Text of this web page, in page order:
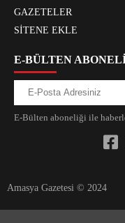
GAZETELER
SİTENE EKLE
E-BÜLTEN
E-Bülten aboneliği ile
Amasya Gazetesi © 2024